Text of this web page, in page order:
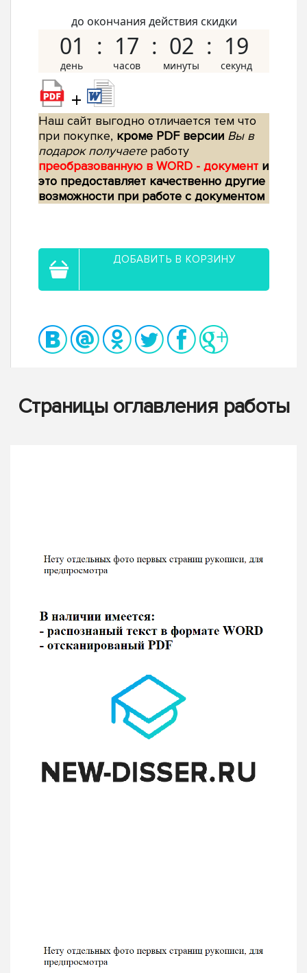
до окончания действия скидки
01 17 02 18
+
Наш сайт выгодно отличается тем что
при покупке, кроме PDF версии Вы в
подарок получаетеработу
преобразованную в WORD - документ и
это предоставляет качественно другие
возможности при работе с документом
ДОБАВИТЬ В КОРЗИНУ
Страницы оглавления работы